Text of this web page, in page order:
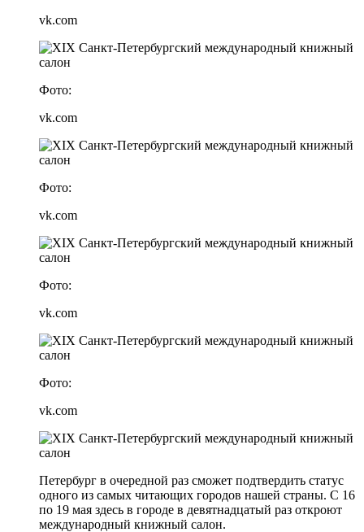
vk.com
Фото:
vk.com
Фото:
vk.com
Фото:
vk.com
Фото:
vk.com
Петербург в очередной раз сможет подтвердить статус
одного из самых читающих городов нашей страны. С 16
по 19 мая здесь в городе в девятнадцатый раз откроют
международный книжный салон.